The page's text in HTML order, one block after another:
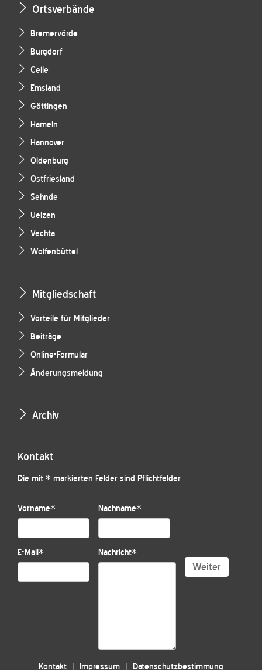
Ortsverbände
Bremervörde
Burgdorf
Celle
Emsland
Göttingen
Hameln
Hannover
Oldenburg
Ostfriesland
Sehnde
Uelzen
Vechta
Wolfenbüttel
Mitgliedschaft
Vorteile für Mitglieder
Beiträge
Online-Formular
Änderungsmeldung
Archiv
Kontakt
Die mit * markierten Felder sind Pflichtfelder
Vorname* Nachname*
E-Mail* Nachricht*
Weiter
Kontakt Impressum Datenschutzbestimmung